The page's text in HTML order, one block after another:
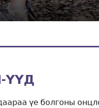
ҮҮД
үе болгоны